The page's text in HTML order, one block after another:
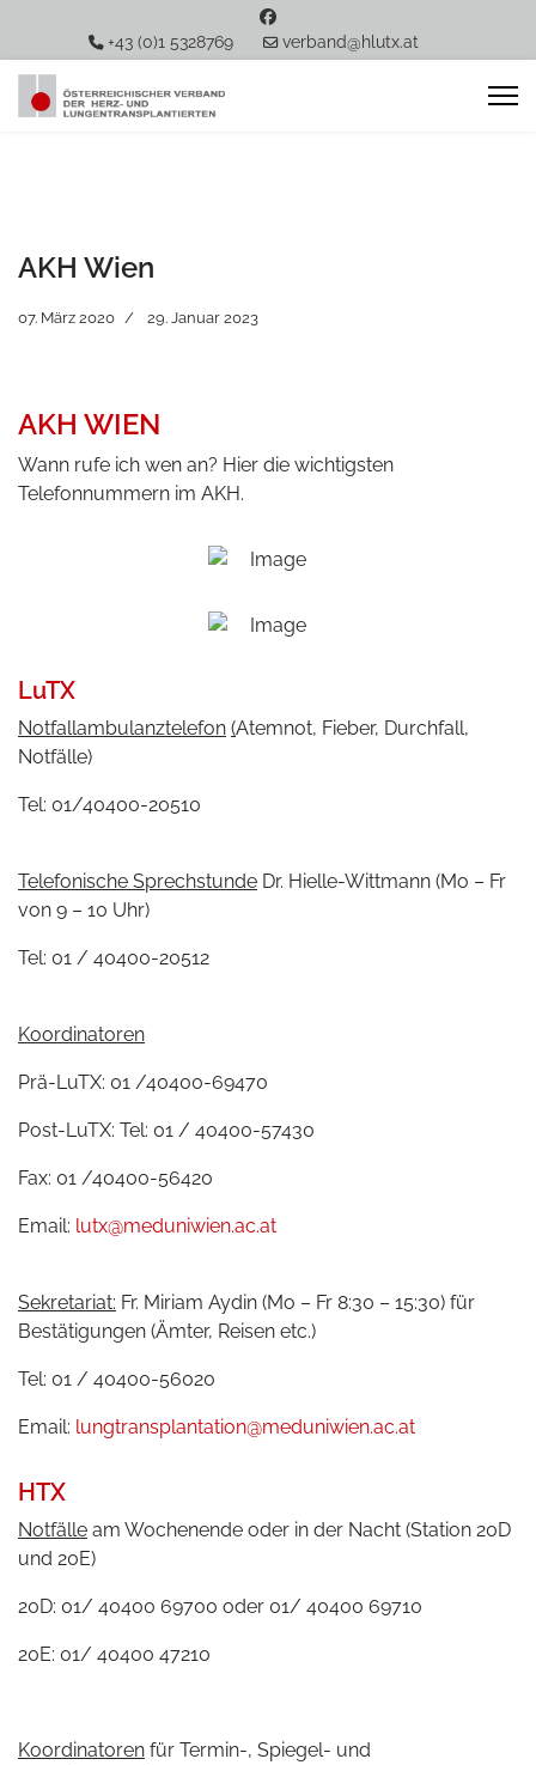
+43 (0)1 5328769 verband@hlutx.at
AKH Wien
07. März 2020 29. Januar 2023
AKH WIEN
Wann rufe ich wen an? Hier die wichtigsten
Telefonnummern im AKH.
LuTX
Notfallambulanztelefon (Atemnot, Fieber, Durchfall,
Notfälle)
Tel: 01/40400-20510
Telefonische Sprechstunde Dr. Hielle-Wittmann (Mo – Fr
von 9 – 10 Uhr)
Tel: 01 / 40400-20512
Koordinatoren
Prä-LuTX: 01 /40400-69470
Post-LuTX: Tel: 01 / 40400-57430
Fax: 01 /40400-56420
Email: lutx@meduniwien.ac.at
Sekretariat: Fr. Miriam Aydin (Mo – Fr 8:30 – 15:30) für
Bestätigungen (Ämter, Reisen etc.)
Tel: 01 / 40400-56020
Email: lungtransplantation@meduniwien.ac.at
HTX
Notfälle am Wochenende oder in der Nacht (Station 20D
und 20E)
20D: 01/ 40400 69700 oder 01/ 40400 69710
20E: 01/ 40400 47210
Koordinatoren für Termin-, Spiegel- und